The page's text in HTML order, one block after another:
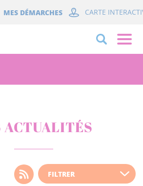
MES DÉMARCHES CARTE
ACTUALITÉS
Choisissez votre filtre
d'actualité